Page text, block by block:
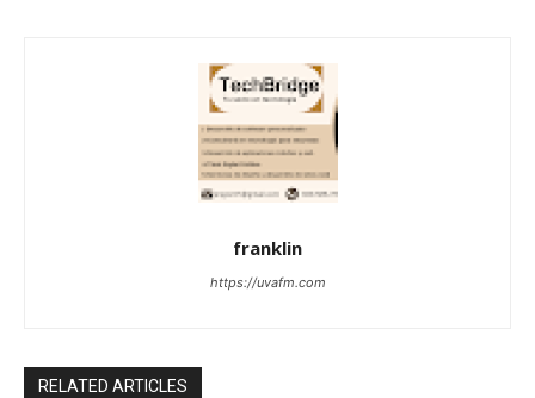
franklin
https://uvafm.com
RELATED ARTICLES